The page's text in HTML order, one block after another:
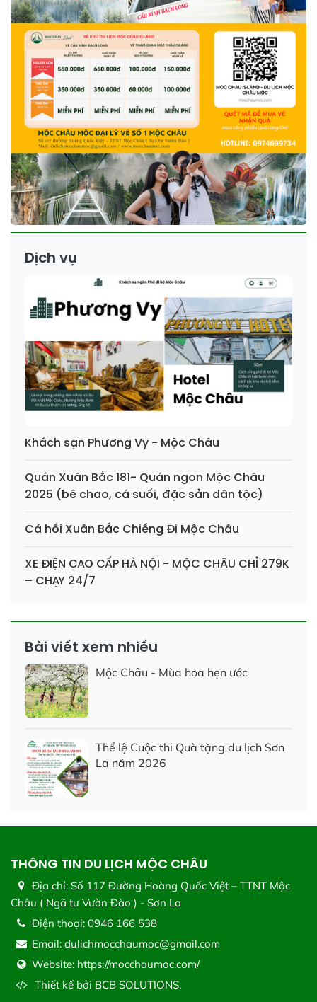
Dịch vụ
Khách sạn Phương Vy - Mộc Châu
Quán Xuân Bắc 181- Quán ngon Mộc Châu
2025 (bê chao, cá suối, đặc sản dân tộc)
Cá hồi Xuân Bắc Chiềng Đi Mộc Châu
XE ĐIỆN CAO CẤP HÀ NỘI - MỘC CHÂU CHỈ 279K
– CHẠY 24/7
Bài viết xem nhiều
Mộc Châu - Mùa hoa hẹn ước
Thể lệ Cuộc thi Quà tặng du lịch Sơn
La năm 2026
THÔNG TIN DU LỊCH MỘC CHÂU
Địa chỉ: Số 117 Đường Hoàng Quốc Việt – TTNT Mộc
Châu ( Ngã tư Vườn Đào ) - Sơn La
Điện thoại: 0946 166 538
Email: dulichmocchaumoc@gmail.com
Website: https://mocchaumoc.com/
Thiết kế bởi BCB SOLUTIONS.